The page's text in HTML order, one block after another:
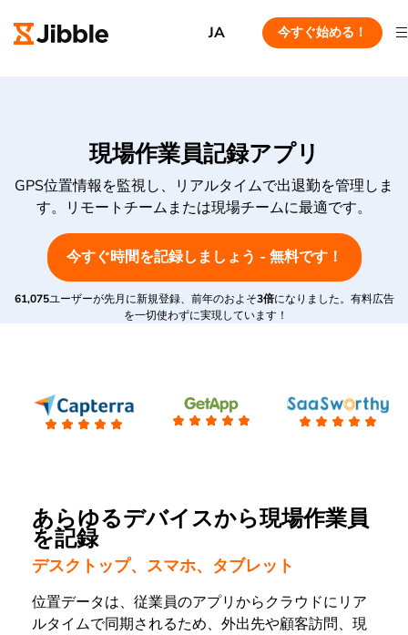
JA 今すぐ始める！
現場作業員記録アプリ
GPS位置情報を監視し、リアルタイムで出退勤を管理しま
す。リモートチームまたは現場チームに最適です。
今すぐ時間を記録しましょう - 無料です！
61,075ユーザーが先月に新規登録、前年のおよそ3倍になりました。有料広告
を一切使わずに実現しています！
あらゆるデバイスから現場作業員
を記録
デスクトップ、スマホ、タブレット
位置データは、従業員のアプリからクラウドにリア
ルタイムで同期されるため、外出先や顧客訪問、現